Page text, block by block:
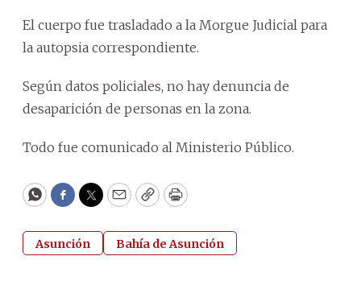
El cuerpo fue trasladado a la Morgue Judicial para
la autopsia correspondiente.
Según datos policiales, no hay denuncia de
desaparición de personas en la zona.
Todo fue comunicado al Ministerio Público.
WhatsApp
Facebook
Twitter
EmailCopyPrint
Asunción Bahía de Asunción